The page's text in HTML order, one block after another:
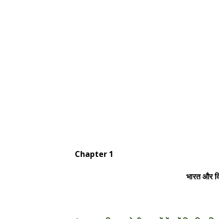
Chapter 1
भारत और